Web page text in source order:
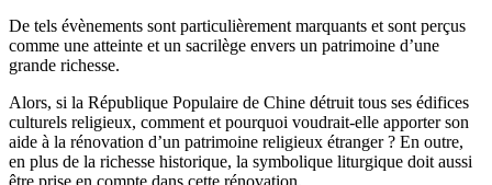
De tels évènements sont particulièrement marquants et sont perçus
comme une atteinte et un sacrilège envers un patrimoine d’une
grande richesse.
Alors, si la République Populaire de Chine détruit tous ses édifices
culturels religieux, comment et pourquoi voudrait-elle apporter son
aide à la rénovation d’un patrimoine religieux étranger ? En outre,
en plus de la richesse historique, la symbolique liturgique doit aussi